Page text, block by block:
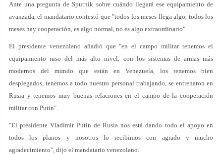
Ante una pregunta de Sputnik sobre cuándo llegará ese equipamiento de
avanzada, el mandatario contestó que "todos los meses llega algo, todos los
meses hay cooperación, es algo normal, no es algo extraordinario".
El presidente venezolano añadió que "en el campo militar tenemos el
equipamiento ruso del más alto nivel, con los sistemas de armas más
modernos del mundo que están en Venezuela, los tenemos bien
desplegados, tenemos a todo nuestro personal trabajando, se entrenaron en
Rusia y tenemos muy buenas relaciones en el campo de la cooperación
militar con Putin".
"El presidente Vladímir Putin de Rusia nos está dando todo el apoyo en
todos los planos y nosotros lo recibimos con agrado y mucho
agradecimiento", dijo el mandatario venezolano.